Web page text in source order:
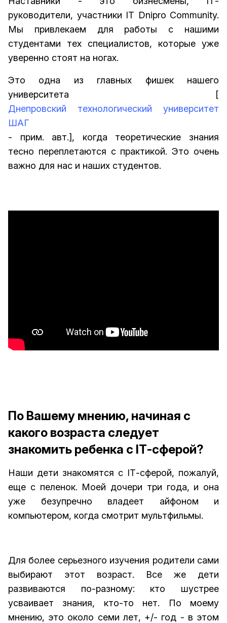
руководители, участники IT Dnipro Community.
Мы привлекаем для работы с нашими
студентами тех специалистов, которые уже
уверенно стоят на ногах.
Это одна из главных фишек нашего
университета [
Днепровский технологический университет
ШАГ
- прим. авт.], когда теоретические знания
тесно переплетаются с практикой. Это очень
важно для нас и наших студентов.
По Вашему мнению, начиная с
какого возраста следует
знакомить ребенка с IТ-сферой?
Наши дети знакомятся с IТ-сферой, пожалуй,
еще с пеленок. Моей дочери три года, и она
уже безупречно владеет айфоном и
компьютером, когда смотрит мультфильмы.
Для более серьезного изучения родители сами
выбирают этот возраст. Все же дети
развиваются по-разному: кто шустрее
усваивает знания, кто-то нет. По моему
мнению, это около семи лет, +/- год - в этом